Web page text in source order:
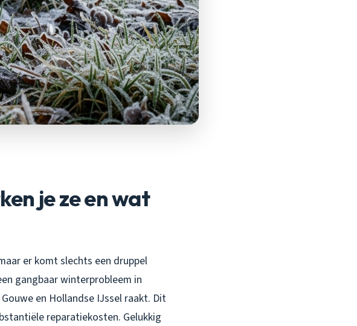
je ze en wat
er komt slechts een druppel
gangbaar winterprobleem in
en Hollandse IJssel raakt. Dit
reparatiekosten. Gelukkig